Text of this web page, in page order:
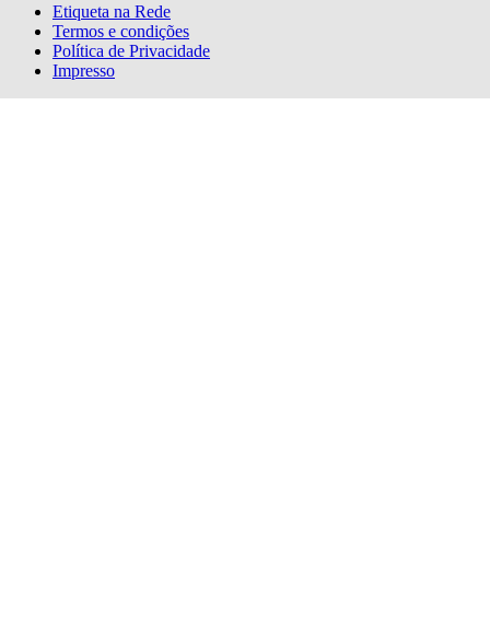
Etiqueta na Rede
Termos e condições
Política de Privacidade
Impresso